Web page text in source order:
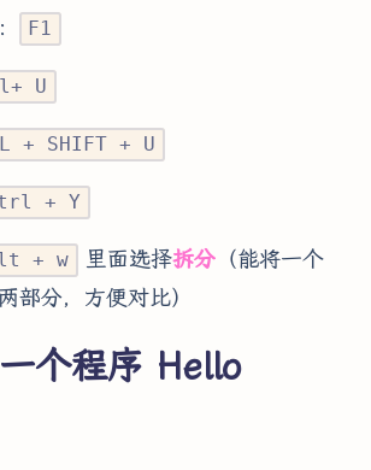
F1
U
+ SHIFT + U
+ Y
+ w 里面选择拆分（能将一个
部分，方便对比）
个程序 Hello